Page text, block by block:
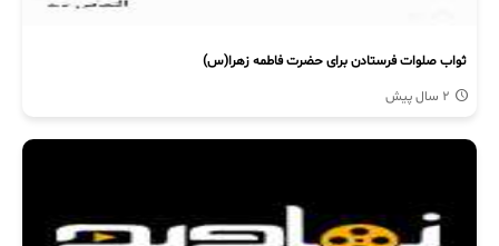
ثواب صلوات فرستادن برای حضرت فاطمه زهرا(س)